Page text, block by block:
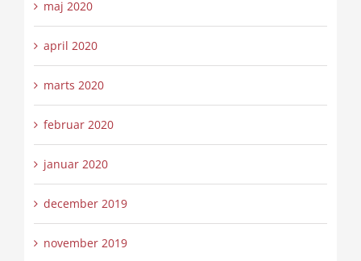
maj 2020
april 2020
marts 2020
februar 2020
januar 2020
december 2019
november 2019